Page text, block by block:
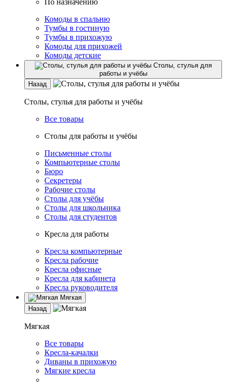
По назначению
Комоды в спальню
Тумбы в гостиную
Тумбы в прихожую
Комоды для прихожей
Комоды детские
Столы, стулья для
работы и учёбы
Назад
Столы, стулья для работы и учёбы
Все товары
Столы для работы и учёбы
Письменные столы
Компьютерные столы
Бюро
Секретеры
Рабочие столы
Столы для учёбы
Столы для школьника
Столы для студентов
Кресла для работы
Кресла компьютерные
Кресла рабочие
Кресла офисные
Кресла для кабинета
Кресла руководителя
Мягкая
Назад
Мягкая
Все товары
Кресла-качалки
Диваны в прихожую
Мягкие кресла